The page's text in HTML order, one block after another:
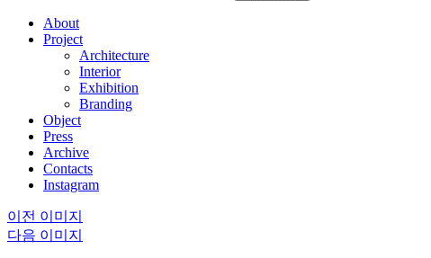
About
Project
Architecture
Interior
Exhibition
Branding
Object
Press
Archive
Contacts
Instagram
이전 이미지
다음 이미지